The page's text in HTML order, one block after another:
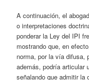
A continuación, el
o interpretaciones
ponderar la Ley del IPI
mostrando que, en
norma, por la vía difusa,
además, podría articular
señalando que admitir la